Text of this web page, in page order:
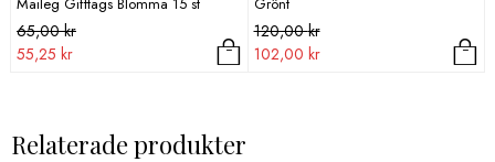
65,00kr
Det
ursprungliga
55,25 kr
Det
nuvarande
120,00kr
Det
ursprungliga
102,00 kr
Det
nuvarande
Relaterade produkter